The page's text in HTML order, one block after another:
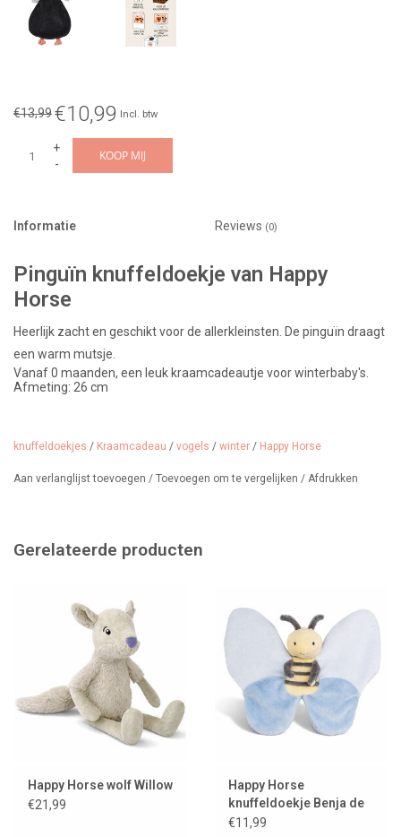
€13,99€10,99 Incl. btw
+
-
KOOP MIJ
Informatie Reviews (0)
Pinguïn knuffeldoekje van Happy
Horse
Heerlijk zacht en geschikt voor de allerkleinsten. De pinguïn draagt
een warm mutsje.
Vanaf 0 maanden, een leuk kraamcadeautje voor winterbaby's.
Afmeting: 26 cm
jouw favoriete pakpapier uit.
knuffeldoekjes / Kraamcadeau / vogels / winter / Happy Horse
Aan verlanglijst toevoegen / Toevoegen om te vergelijken / Afdrukken
Gerelateerde producten
Happy Horse wolf Willow
€21,99
Happy Horse
knuffeldoekje Benja de
bij
€11,99